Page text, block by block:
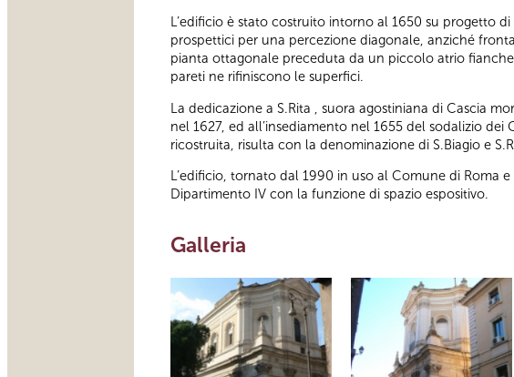
L’edificio è stato costruito intorno al 1650 su progetto
prospettici per una percezione diagonale, anziché
pianta ottagonale preceduta da un piccolo atrio
pareti ne rifiniscono le superfici.
La dedicazione a S.Rita , suora agostiniana di Cascia
nel 1627, ed all’insediamento nel 1655 del sodalizio dei
ricostruita, risulta con la denominazione di S.Biagio e
L’edificio, tornato dal 1990 in uso al Comune di
Dipartimento IV con la funzione di spazio espositivo.
Galleria